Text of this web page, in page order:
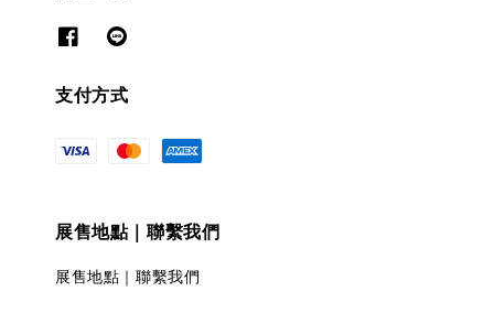
支付方式
展售地點｜聯繫我們
展售地點｜聯繫我們